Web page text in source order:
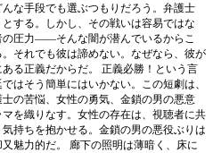
な手段でも選ぶつもりだろう。弁護士
する。しかし、その戦いは容易ではな
の圧力――そんな闇が潜んでいるからこ
それでも彼は諦めない。なぜなら、彼が
る正義だからだ。 正義必勝！という言
はそう簡単にはいかない。この短劇は、
の苦悩、女性の勇気、金鎖の男の悪意
を織りなす。女性の存在は、視聴者に共
持ちを抱かせる。金鎖の男の悪役ぶりは
魅力的だ。 廊下の照明は薄暗く、床に